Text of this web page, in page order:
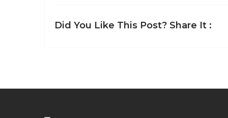
Did You Like This Post? Share It :